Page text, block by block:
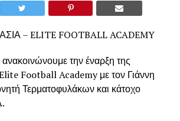
– ELITE FOOTBALL ACADEMY
ανακοινώνουμε την έναρξη της
Football Academy με τον Γιάννη
Τερματοφυλάκων και κάτοχο